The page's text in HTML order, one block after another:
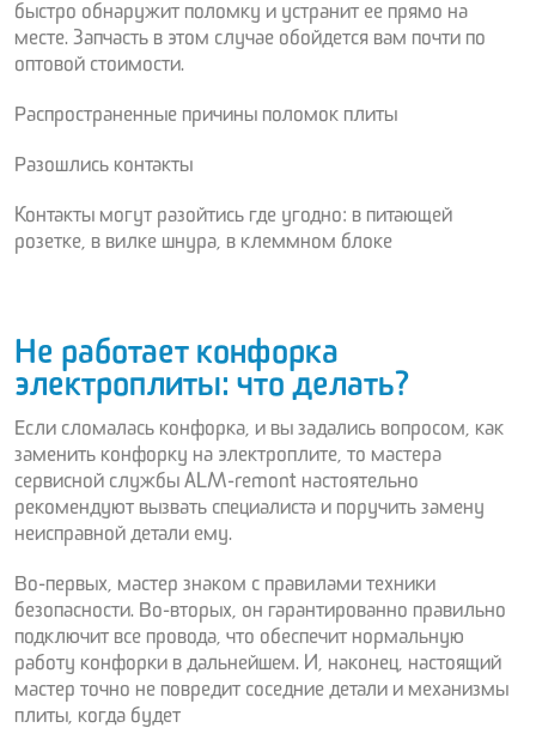
быстро обнаружит поломку и устранит ее прямо на
месте. Запчасть в этом случае обойдется вам почти по
оптовой стоимости.
Распространенные причины поломок плиты
Разошлись контакты
Контакты могут разойтись где угодно: в питающей
розетке, в вилке шнура, в клеммном блоке
Не работает конфорка
электроплиты: что делать?
Если сломалась конфорка, и вы задались вопросом, как
заменить конфорку на электроплите, то мастера
сервисной службы ALM-remont настоятельно
рекомендуют вызвать специалиста и поручить замену
неисправной детали ему.
Во-первых, мастер знаком с правилами техники
безопасности. Во-вторых, он гарантированно правильно
подключит все провода, что обеспечит нормальную
работу конфорки в дальнейшем. И, наконец, настоящий
мастер точно не повредит соседние детали и механизмы
плиты, когда будет